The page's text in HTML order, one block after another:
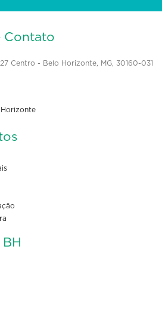
Contato
Centro - Belo Horizonte, MG, 30160-031